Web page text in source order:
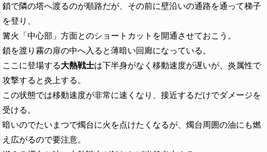
鎖で隣の塔へ渡るのが順路だが、その前に壁沿いの通路を通って梯子
を登り、
篝火「中心部」方面とのショートカットを開通させておこう。
鎖を渡り霧の扉の中へ入ると薄暗い回廊になっている。
ここに登場する大熱戦士は下半身がなく移動速度が遅いが、炎属性で
攻撃すると炎上する。
この状態では移動速度が非常に速くなり、接近するだけでダメージを
受ける。
暗いのでたいまつで燭台に火を点けたくなるが、燭台周囲の油にも燃
え広がるので要注意。